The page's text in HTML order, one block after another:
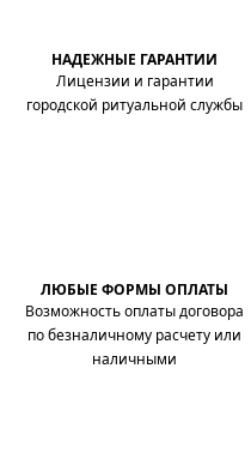
НАДЕЖНЫЕ ГАРАНТИИ
Лицензии и гарантии
городской ритуальной службы
ЛЮБЫЕ ФОРМЫ ОПЛАТЫ
Возможность оплаты договора
по безналичному расчету или
наличными